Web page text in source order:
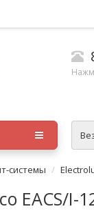
системы
EACS/I-